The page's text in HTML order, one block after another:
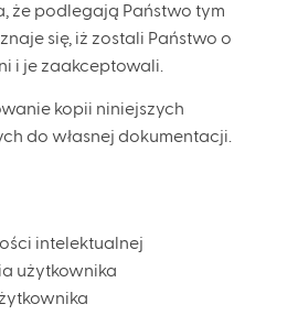
że podlegają Państwo tym
się, iż zostali Państwo o
i je zaakceptowali.
kopii niniejszych
do własnej dokumentacji.
intelektualnej
użytkownika